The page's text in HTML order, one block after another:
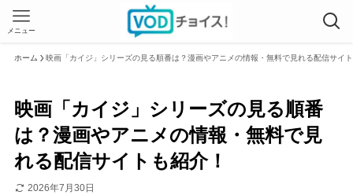
メニュー
ホーム 映画「カイジ」シリーズの見る順番は？漫画やアニメの情報・無料で見れる配信サイ
映画「カイジ」シリーズの見る順番
は？漫画やアニメの情報・無料で見
れる配信サイトも紹介！
2026年7月30日